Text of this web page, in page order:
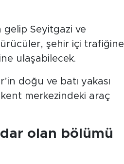
Seyitgazi ve
şehir içi trafiğine
ulaşabilecek.
doğu ve batı yakası
kent merkezindeki araç
olan bölümü